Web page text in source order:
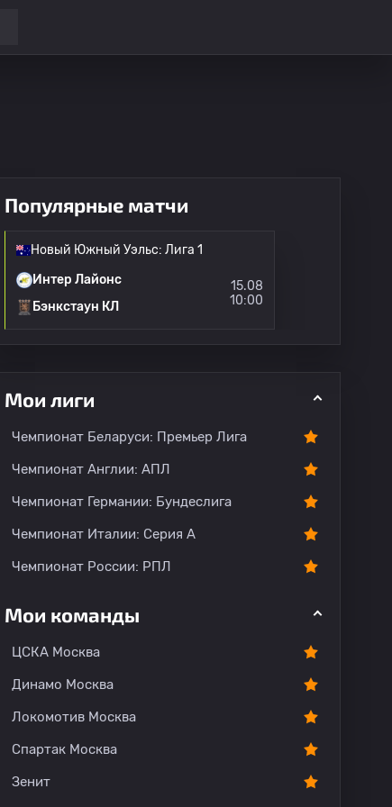
Популярные матчи
Новый Южный Уэльс: Лига 1
Интер Лайонс
Бэнкстаун КЛ
15.08
10:00
Мои лиги
Чемпионат Беларуси: Премьер Лига
Чемпионат Англии: АПЛ
Чемпионат Германии: Бундеслига
Чемпионат Италии: Серия А
Чемпионат России: РПЛ
Мои команды
ЦСКА Москва
Динамо Москва
Локомотив Москва
Спартак Москва
Зенит